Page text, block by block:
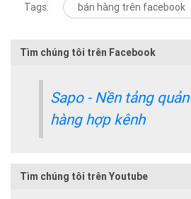
Tags: bán hàng trên facebook
Tìm chúng tôi trên Facebook
Sapo - Nền tảng
hàng hợp kênh
Tìm chúng tôi trên Youtube